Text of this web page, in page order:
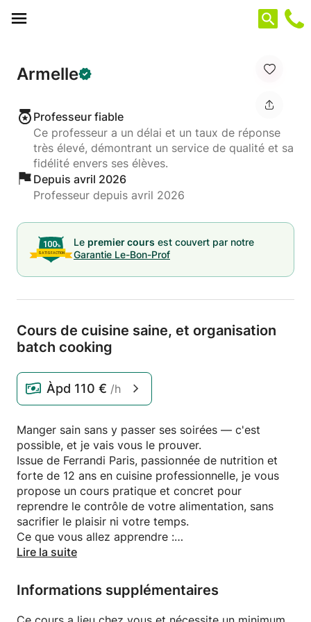
Armelle
Professeur fiable
Ce professeur a un délai et un taux de réponse
très élevé, démontrant un service de qualité et sa
fidélité envers ses élèves.
Depuis avril 2026
Professeur depuis avril 2026
Le premier cours est couvert par notre
Garantie Le-Bon-Prof
Cours de cuisine saine, et organisation
batch cooking
Àpd 110 € /h
Manger sain sans y passer ses soirées — c'est
possible, et je vais vous le prouver.
Issue de Ferrandi Paris, passionnée de nutrition et
forte de 12 ans en cuisine professionnelle, je vous
propose un cours pratique et concret pour
reprendre le contrôle de votre alimentation, sans
sacrifier le plaisir ni votre temps.
Ce que vous allez apprendre :
entre protéines, glucides, lipides et végétaux —
adaptés à votre mode de vie
Décoder les familles d'aliments : ce qu'elles
Lire la suite
Informations supplémentaires